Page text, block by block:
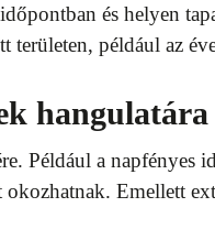
és helyen
például az
hangulatára
Például a napfényes
Emellett